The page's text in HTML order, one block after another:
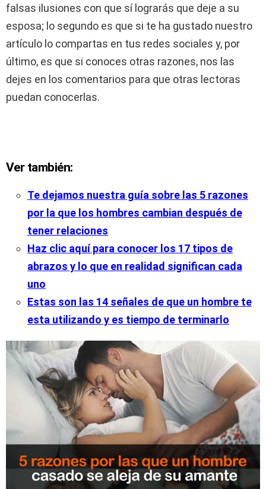
falsas ilusiones con que sí lograrás que deje a su
esposa; lo segundo es que si te ha gustado nuestro
artículo lo compartas en tus redes sociales y, por
último, es que si conoces otras razones, nos las
dejes en los comentarios para que otras lectoras
puedan conocerlas.
Ver también:
Te dejamos nuestra guía sobre las 5 razones
por la que los hombres cambian después de
tener relaciones
Haz clic aquí para conocer los 17 tipos de
abrazos y lo que en realidad significan cada
uno
Estas son las 14 señales de que un hombre te
esta utilizando y es tiempo de terminarlo